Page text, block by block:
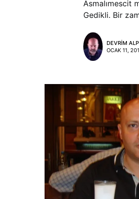
Asmalımescit
Gedikli. Bir
DEVRIM
OCAK 11,